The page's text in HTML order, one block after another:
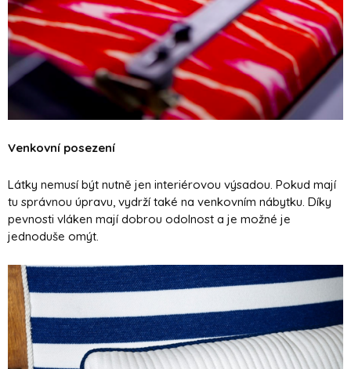
Venkovní posezení
Látky nemusí být nutně jen interiérovou výsadou. Pokud mají
tu správnou úpravu, vydrží také na venkovním nábytku. Díky
pevnosti vláken mají dobrou odolnost a je možné je
jednoduše omýt.